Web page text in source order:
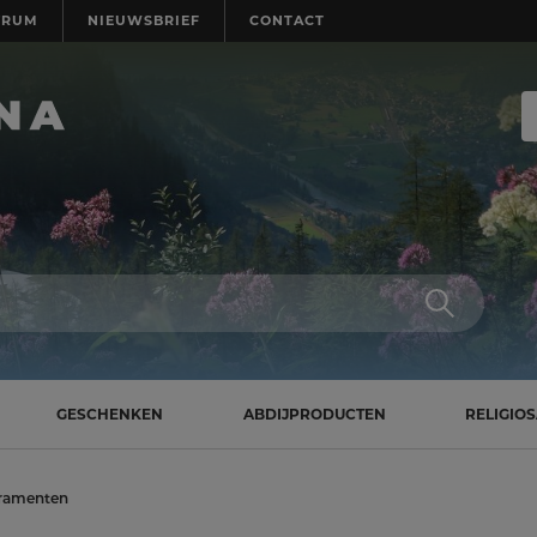
NIEUWSBRIEF CONTACT
GESCHENKEN ABDIJPRODUCTEN